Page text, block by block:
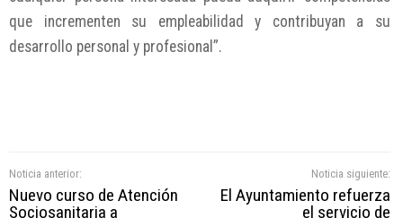
que incrementen su empleabilidad y contribuyan a su
desarrollo personal y profesional”.
Noticia anterior:
Nuevo curso de Atención
Sociosanitaria a
Noticia siguiente:
El Ayuntamiento refuerza
el servicio de